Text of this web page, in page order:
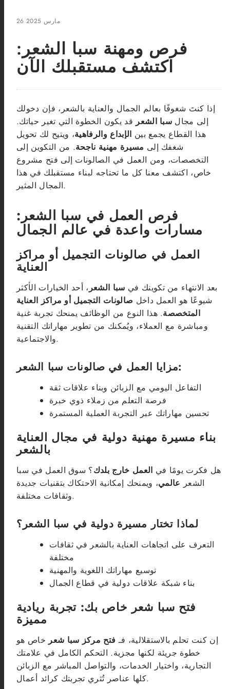
26 مارس 2025
فرص ومهنة سبا الشعر:
اكتشف مستقبلك الآن
إذا كنتَ شغوفًا بعالم الجمال والعناية بالشعر، فإن دخولك
إلى مجال سبا الشعر قد يكون الخطوة التي تغير حياتك.
هذا القطاع يجمع بين الإبداع والرفاهية، ويتيح لك تحويل
شغفك إلى مسيرة مهنية ناجحة. من التكوين إلى
التخصصات، ومن العمل في الصالونات إلى فتح مشروع
خاص، اكتشف معنا كل ما تحتاجه لبناء مستقبلك في هذا
المجال المثير.
فرص العمل في سبا الشعر:
مسارات واعدة في عالم الجمال
العمل في صالونات التجميل أو مراكز
العناية
بعد الانتهاء من تكوينك في سبا الشعر ، أحد الخيارات الأكثر
شيوعًا هو العمل داخل صالونات التجميل أو مراكز العناية
المتخصصة. هذا النوع من الوظائف يمنحك تجربة غنية
ومباشرة مع العملاء، ويُمكنك من تطوير مهاراتك التقنية
والاجتماعية.
مزايا العمل في صالونات سبا الشعر:
التفاعل اليومي مع الزبائن وبناء علاقات ثقة
فرصة التعلم من زملاء ذوي خبرة
تحسين مهاراتك عبر التجربة العملية المستمرة
بناء مسيرة مهنية دولية في مجال العناية
بالشعر
هل فكرت يومًا في العمل خارج بلدك؟ سوق العمل في سبا
الشعر عالمي، ويمنحك إمكانية الاحتكاك بتقنيات جديدة
وثقافات مختلفة.
لماذا تختار مسيرة دولية في سبا الشعر؟
التعرف على اتجاهات العناية بالشعر في ثقافات
مختلفة
توسيع مهاراتك اللغوية والمهنية
بناء شبكة علاقات دولية في قطاع الجمال
فتح سبا شعر خاص بك: تجربة ريادية
مميزة
إن كنت تحلم بالاستقلالية، فـ فتح مركز سبا شعر خاص هو
خطوة جريئة لكنها مجزية. التحكم الكامل في علامتك
التجارية، واختيار الخدمات، والتواصل المباشر مع الزبائن
كلها عناصر تُثري تجربتك كرائد أعمال.